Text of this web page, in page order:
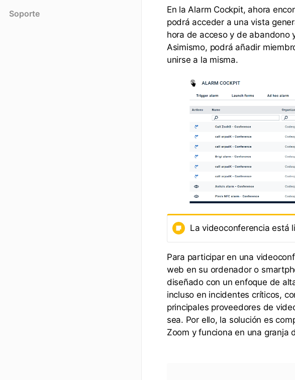
Soporte
En la Alarm Cockpit, ahora
podrá acceder a una vista
hora de acceso y de abandono
Asimismo, podrá añadir
unirse a la misma.
La videoconferencia está
Para participar en una
web en su ordenador o
diseñado con un enfoque de
incluso en incidentes críticos,
principales proveedores de
sea. Por ello, la solución es
Zoom y funciona en una granja